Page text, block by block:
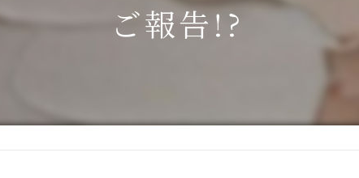
店舗案内
ご報告!?